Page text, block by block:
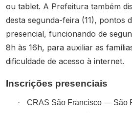
ou tablet. A Prefeitura também
desta segunda-feira (11), pontos
presencial, funcionando de
8h às 16h, para auxiliar as
dificuldade de acesso à internet.
Inscrições presenciais
·
CRAS São Francisco — São